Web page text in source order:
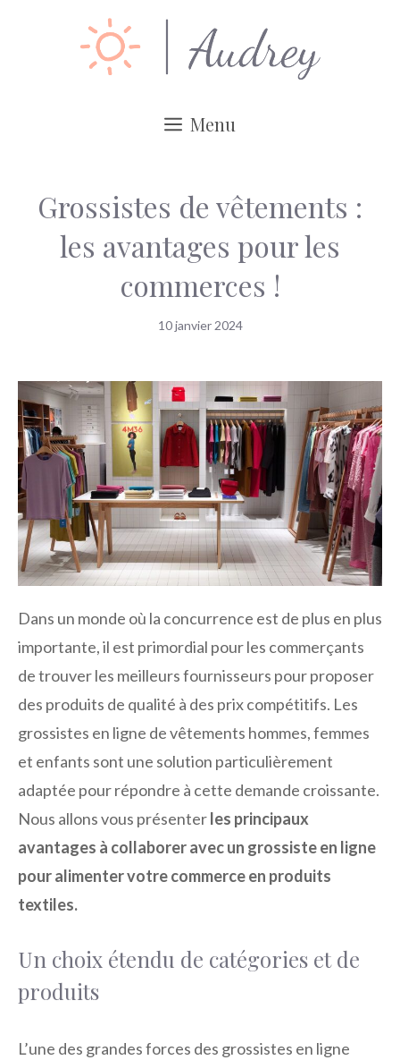
Menu
Grossistes de vêtements :
les avantages pour les
commerces !
10 janvier 2024
Dans un monde où la concurrence est de plus en plus
importante, il est primordial pour les commerçants
de trouver les meilleurs fournisseurs pour proposer
des produits de qualité à des prix compétitifs. Les
grossistes en ligne de vêtements hommes, femmes
et enfants sont une solution particulièrement
adaptée pour répondre à cette demande croissante.
Nous allons vous présenterles principaux
avantages à collaborer avec un grossiste en ligne
pour alimenter votre commerce en produits
textiles.
Un choix étendu de catégories et de
produits
L’une des grandes forces des grossistes en ligne